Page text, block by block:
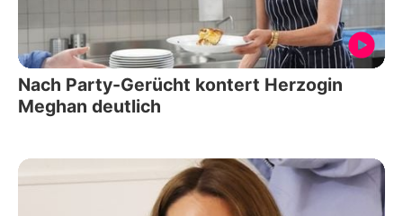
Nach Party-Gerücht kontert Herzogin
Meghan deutlich